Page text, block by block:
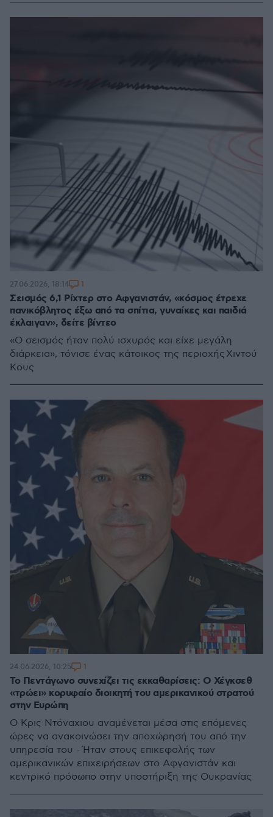
Σεισμός 6,1 Ρίχτερ στο Αφγανιστάν, «κόσμος έτρεχε
πανικόβλητος έξω από τα σπίτια, γυναίκες και παιδιά
έκλαιγαν», δείτε βίντεο
«Ο σεισμός ήταν πολύ ισχυρός και είχε μεγάλη
διάρκεια», τόνισε ένας κάτοικος της περιοχής Χιντού
Κους
27.06.2026, 18:14 1
Το Πεντάγωνο συνεχίζει τις εκκαθαρίσεις: Ο Χέγκσεθ
«τρώει» κορυφαίο διοικητή του αμερικανικού στρατού
στην Ευρώπη
Ο Κρις Ντόναχιου αναμένεται μέσα στις επόμενες
ώρες να ανακοινώσει την αποχώρησή του από την
υπηρεσία του - Ήταν στους επικεφαλής των
αμερικανικών επιχειρήσεων στο Αφγανιστάν και
κεντρικό πρόσωπο στην υποστήριξη της Ουκρανίας
24.06.2026, 10:25 1